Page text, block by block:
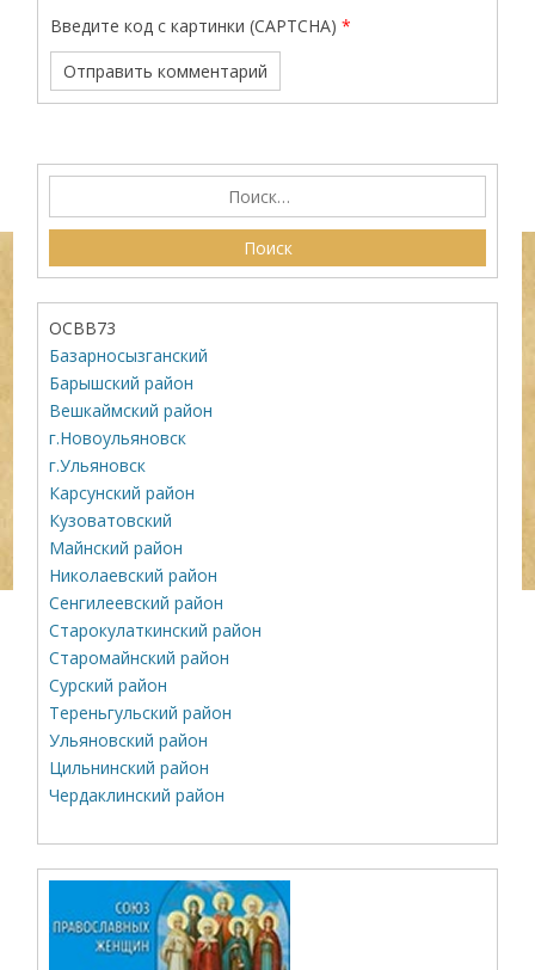
Введите код с картинки (CAPTCHA) *
ОСВВ73
Базарносызганский
Барышский район
Вешкаймский район
г.Новоульяновск
г.Ульяновск
Карсунский район
Кузоватовский
Майнский район
Николаевский район
Сенгилеевский район
Старокулаткинский район
Старомайнский район
Сурский район
Тереньгульский район
Ульяновский район
Цильнинский район
Чердаклинский район